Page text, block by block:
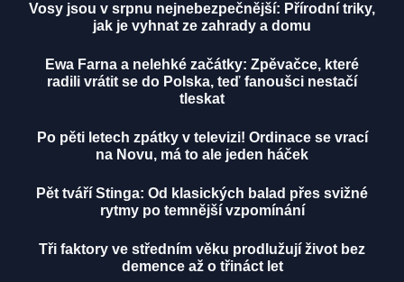
Vosy jsou v srpnu nejnebezpečnější: Přírodní triky,
jak je vyhnat ze zahrady a domu
Ewa Farna a nelehké začátky: Zpěvačce, které
radili vrátit se do Polska, teď fanoušci nestačí
tleskat
Po pěti letech zpátky v televizi! Ordinace se vrací
na Novu, má to ale jeden háček
Pět tváří Stinga: Od klasických balad přes svižné
rytmy po temnější vzpomínání
Tři faktory ve středním věku prodlužují život bez
demence až o třináct let